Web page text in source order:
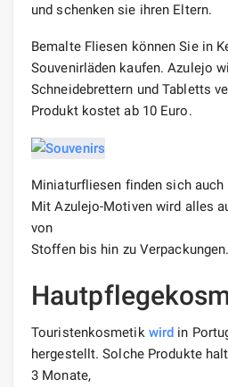
und schenken sie ihren Eltern.
Bemalte Fliesen können Sie in
Souvenirläden kaufen. Azulejo
Schneidebrettern und Tabletts
Produkt kostet ab 10 Euro.
Miniaturfliesen finden sich
Mit Azulejo-Motiven wird alles
von
Stoffen bis hin zu Verpackungen.
Touristenkosmetik wird in
hergestellt. Solche Produkte
3 Monate,